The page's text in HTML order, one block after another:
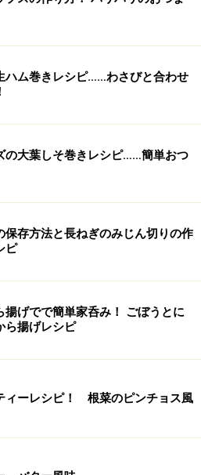
ハム巻きレシピ……わさびと合わせ
の大葉しそ巻きレシピ……簡単おつ
保存方法と長ねぎのみじん切りの作
ピ
揚げでで簡単家呑み！ ごぼうとに
ら揚げレシピ
ィーレシピ！ 根菜のピンチョス風